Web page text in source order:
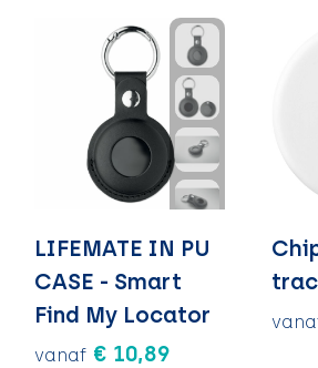
LIFEMATE IN PU
CASE - Smart
Find My Locator
vanaf € 10,89